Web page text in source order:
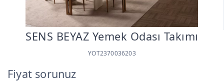
SENS BEYAZ Yemek Odası Takımı
YOT2370036203
Fiyat sorunuz